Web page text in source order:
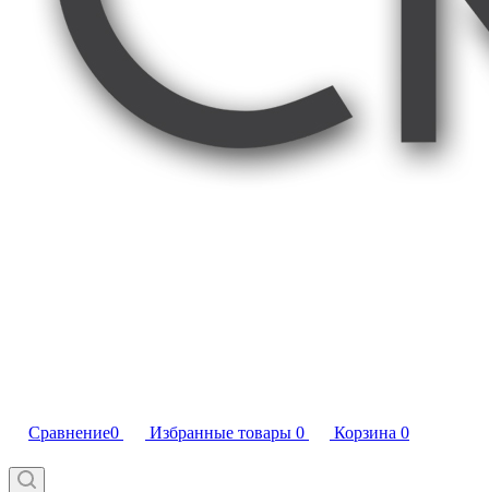
Сравнение0 Избранные товары 0 Корзина 0